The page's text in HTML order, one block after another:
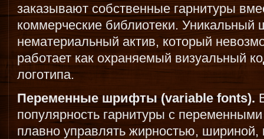
заказывают собственные гарнитуры
коммерческие библиотеки.
нематериальный актив, который
работает как охраняемый визуальный
логотипа.
Переменные шрифты (variable fonts).
популярность гарнитуры с
плавно управлять жирностью, шириной,